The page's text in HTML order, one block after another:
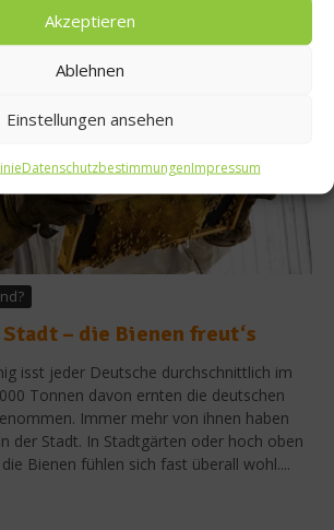
Akzeptieren
Ablehnen
Einstellungen ansehen
DatenschutzbestimmungenImpressum
– die Bienen freut‘s
isst jeder Deutsche durchschnittlich im
Tonnen davon ernten die deutschen
Immer mehr von ihnen haben
der Stadt. In Stadtgärten oder hoch oben
Bienen fühlen sich fast überall wohl....